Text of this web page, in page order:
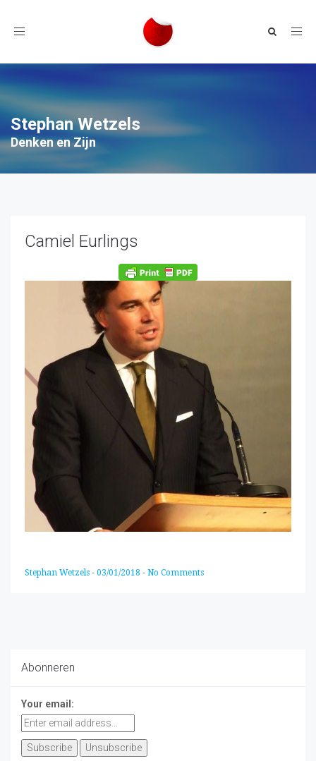
Toggle
Stephan Wetzels
Denken en Zijn
Camiel Eurlings
Stephan Wetzels - 03/01/2018 - No Comments
Abonneren
Your email: